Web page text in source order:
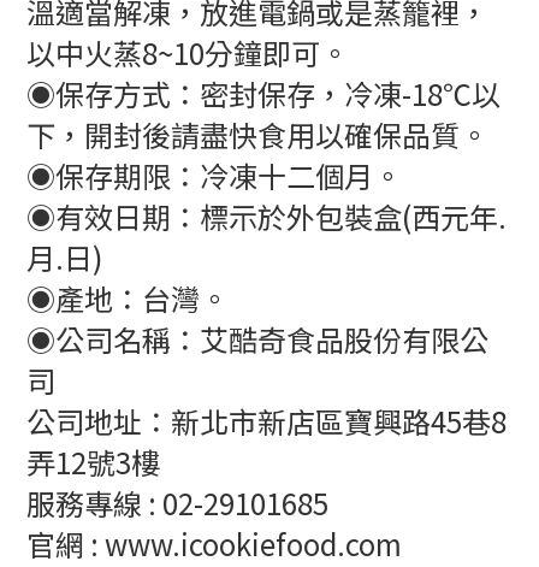
溫適當解凍，放進電鍋或是蒸籠裡，
以中火蒸8~10分鐘即可。
◉保存方式：密封保存，冷凍-18℃以
下，開封後請盡快食用以確保品質。
◉保存期限：冷凍十二個月。
◉有效日期：標示於外包裝盒(西元年.
月.日)
◉產地：台灣。
◉公司名稱：艾酷奇食品股份有限公
司
公司地址：新北市新店區寶興路45巷8
弄12號3樓
服務專線 : 02-29101685
官網 : www.icookiefood.com